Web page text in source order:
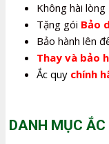
Không hài lòng
Tặng gói Bảo
Bảo hành lên
Thay và bảo
Ắc quy chính
DANH MỤC ẮC